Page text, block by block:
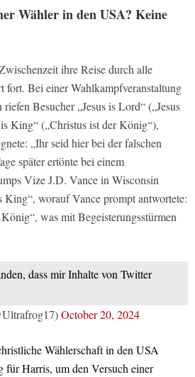
Wähler in den USA? Keine
ihre Reise durch alle
fort. Bei einer Wahlkampfveranstaltung
Besucher „Jesus is Lord“ („Jesus
King“ („Christus ist der König“),
„Ihr seid hier bei der falschen
später ertönte bei einem
Vize J.D. Vance in Wisconsin
King“, worauf Vance prompt antwortete:
was mit Begeisterungsstürmen
dass mir Inhalte von Twitter
October 20, 2024
Wählerschaft in den USA
Harris, um den Versuch einer